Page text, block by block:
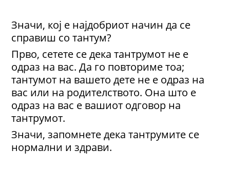
Значи, кој е најдобриот начин да се
справиш со тантум?
Прво, сетете се дека тантрумот не е
одраз на вас. Да го повториме тоа;
тантумот на вашето дете не е одраз на
вас или на родителството. Она што е
одраз на вас е вашиот одговор на
тантрумот.
Значи, запомнете дека тантрумите се
нормални и здрави.